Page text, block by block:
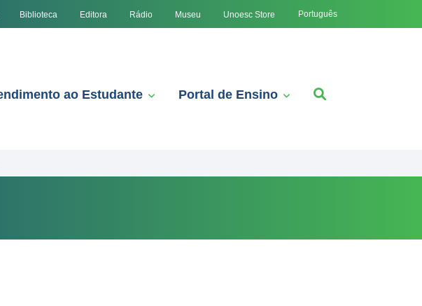
Biblioteca Editora Rádio Museu Unoesc Store Português
ao Estudante Portal de Ensino